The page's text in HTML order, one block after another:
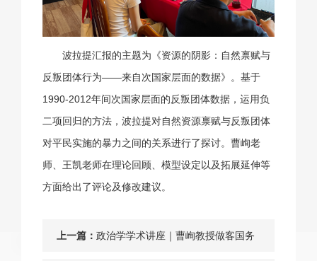
波拉提汇报的主题为《资源的阴影：自然禀赋与
反叛团体行为——来自次国家层面的数据》。基于
1990-2012年间次国家层面的反叛团体数据，运用负
二项回归的方法，波拉提对自然资源禀赋与反叛团体
对平民实施的暴力之间的关系进行了探讨。曹峋老
师、王凯老师在理论回顾、模型设定以及拓展延伸等
方面给出了评论及修改建议。
上一篇： 政治学学术讲座｜曹峋教授做客国务